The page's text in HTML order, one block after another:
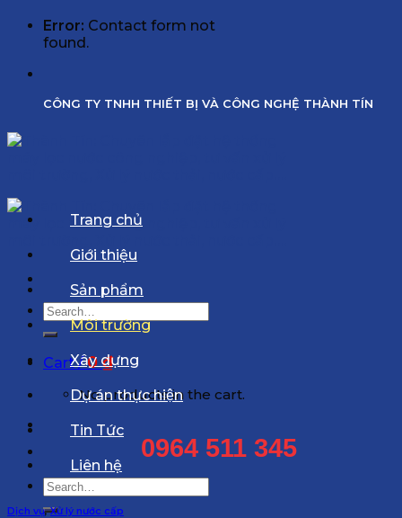
Error: Contact form not
found.
CÔNG TY TNHH THIẾT BỊ VÀ CÔNG NGHỆ THÀNH TÍN
Search
for:
Cart /0₫
No products in the cart.
0964 511 345
Search
for:
Trang chủ
Giới thiệu
Sản phẩm
Môi trường
Xây dựng
Dự án thực hiện
Tin Tức
Liên hệ
Dịch vụ,Xử lý nước cấp